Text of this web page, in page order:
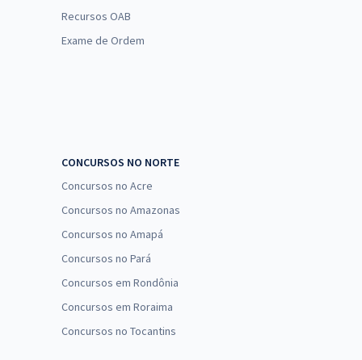
Recursos OAB
Exame de Ordem
CONCURSOS NO NORTE
Concursos no Acre
Concursos no Amazonas
Concursos no Amapá
Concursos no Pará
Concursos em Rondônia
Concursos em Roraima
Concursos no Tocantins